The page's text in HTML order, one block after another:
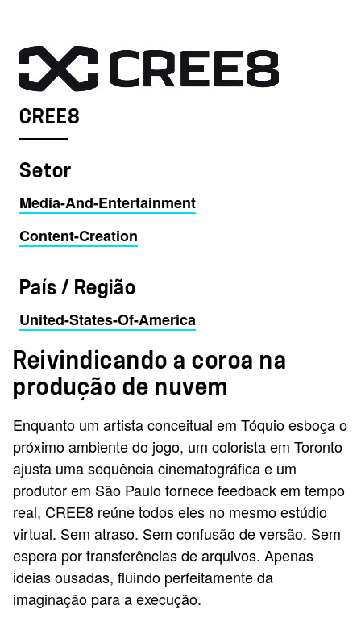
CREE8
Setor
Media-And-Entertainment
Content-Creation
País / Região
United-States-Of-America
Reivindicando a coroa na
produção de nuvem
Enquanto um artista conceitual em Tóquio esboça o
próximo ambiente do jogo, um colorista em Toronto
ajusta uma sequência cinematográfica e um
produtor em São Paulo fornece feedback em tempo
real, CREE8 reúne todos eles no mesmo estúdio
virtual. Sem atraso. Sem confusão de versão. Sem
espera por transferências de arquivos. Apenas
ideias ousadas, fluindo perfeitamente da
imaginação para a execução.